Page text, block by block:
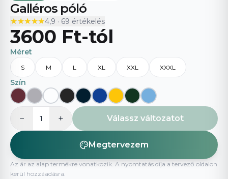
Galléros póló
★★★★★
★★★★★4,9 · 69 értékelés
3600 Ft-tól
Méret
S M L XL XXL XXXL
Szín
− 1 + Válassz változatot
Megtervezem
Az ár az alap termékre vonatkozik. A nyomtatás díja a tervező oldalon
kerül hozzáadásra.